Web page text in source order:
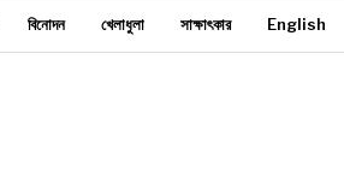
বিনোদন খেলাধুলা সাক্ষাৎকার English